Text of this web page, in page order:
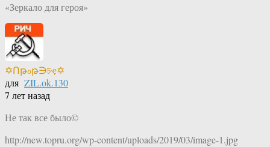
«Зеркало для героя»
✡Ոթℴթ∋চҿ✡
для ZIL.ok.130
7 лет назад
Не так все было©
http://new.topru.org/wp-content/uploads/2019/03/image-1.jpg